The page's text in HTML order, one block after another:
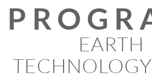
EARTH